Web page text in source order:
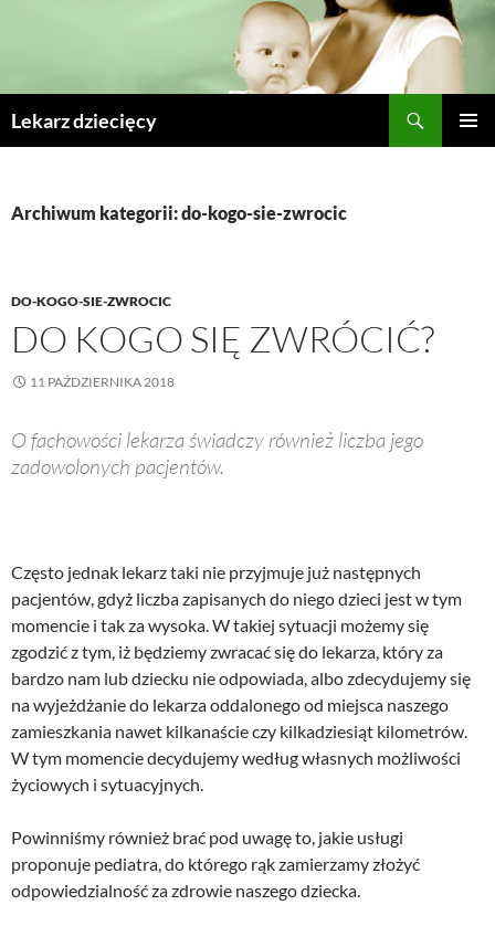
Lekarz dziecięcy
Archiwum kategorii: do-kogo-sie-zwrocic
DO-KOGO-SIE-ZWROCIC
DO KOGO SIĘ ZWRÓCIĆ?
11 PAŹDZIERNIKA 2018
O fachowości lekarza świadczy również liczba jego
zadowolonych pacjentów.
Często jednak lekarz taki nie przyjmuje już następnych
pacjentów, gdyż liczba zapisanych do niego dzieci jest w tym
momencie i tak za wysoka. W takiej sytuacji możemy się
zgodzić z tym, iż będziemy zwracać się do lekarza, który za
bardzo nam lub dziecku nie odpowiada, albo zdecydujemy się
na wyjeżdżanie do lekarza oddalonego od miejsca naszego
zamieszkania nawet kilkanaście czy kilkadziesiąt kilometrów.
W tym momencie decydujemy według własnych możliwości
życiowych i sytuacyjnych.
Powinniśmy również brać pod uwagę to, jakie usługi
proponuje pediatra, do którego rąk zamierzamy złożyć
odpowiedzialność za zdrowie naszego dziecka.